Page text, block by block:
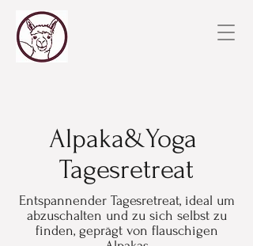
Alpaka&Yoga
Tagesretreat
Entspannender Tagesretreat, ideal um
abzuschalten und zu sich selbst zu
finden, geprägt von flauschigen